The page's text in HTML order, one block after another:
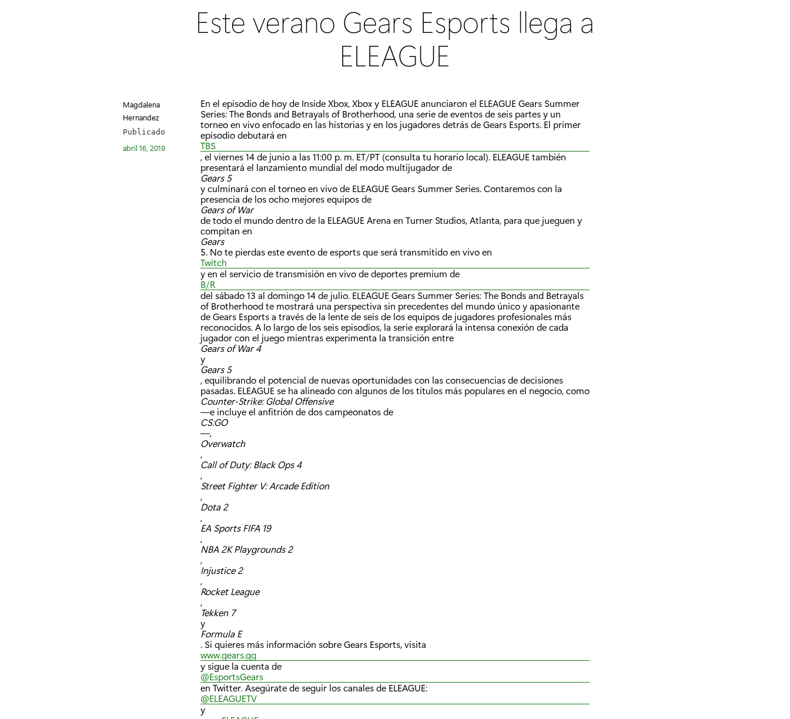
t
e
o
í
a
Este verano Gears Esports llega a
ELEAGUE
Magdalena
Hernandez
Publicado
abril 16, 2019
En el episodio de hoy de Inside Xbox, Xbox y ELEAGUE anunciaron el ELEAGUE Gears Summer
Series: The Bonds and Betrayals of Brotherhood, una serie de eventos de seis partes y un
torneo en vivo enfocado en las historias y en los jugadores detrás de Gears Esports. El primer
episodio debutará en
TBS
, el viernes 14 de junio a las 11:00 p. m. ET/PT (consulta tu horario local). ELEAGUE también
presentará el lanzamiento mundial del modo multijugador de
Gears 5
y culminará con el torneo en vivo de ELEAGUE Gears Summer Series. Contaremos con la
presencia de los ocho mejores equipos de
Gears of War
de todo el mundo dentro de la ELEAGUE Arena en Turner Studios, Atlanta, para que jueguen y
compitan en
Gears
5. No te pierdas este evento de esports que será transmitido en vivo en
Twitch
y en el servicio de transmisión en vivo de deportes premium de
B/R
del sábado 13 al domingo 14 de julio. ELEAGUE Gears Summer Series: The Bonds and Betrayals
of Brotherhood te mostrará una perspectiva sin precedentes del mundo único y apasionante
de Gears Esports a través de la lente de seis de los equipos de jugadores profesionales más
reconocidos. A lo largo de los seis episodios, la serie explorará la intensa conexión de cada
jugador con el juego mientras experimenta la transición entre
Gears of War 4
y
Gears 5
, equilibrando el potencial de nuevas oportunidades con las consecuencias de decisiones
pasadas. ELEAGUE se ha alineado con algunos de los títulos más populares en el negocio, como
Counter-Strike: Global Offensive
—e incluye el anfitrión de dos campeonatos de
CS:GO
—,
Overwatch
,
Call of Duty: Black Ops 4
,
Street Fighter V: Arcade Edition
,
Dota 2
,
EA Sports FIFA 19
,
NBA 2K Playgrounds 2
,
Injustice 2
,
Rocket League
,
Tekken 7
y
Formula E
. Si quieres más información sobre Gears Esports, visita
www.gears.gg
y sigue la cuenta de
@EsportsGears
en Twitter. Asegúrate de seguir los canales de ELEAGUE:
@ELEAGUETV
y